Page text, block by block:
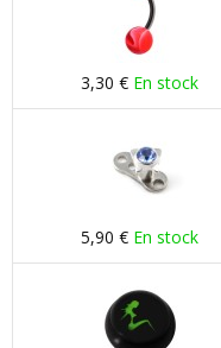
3,30 € En stock
5,90 € En stock